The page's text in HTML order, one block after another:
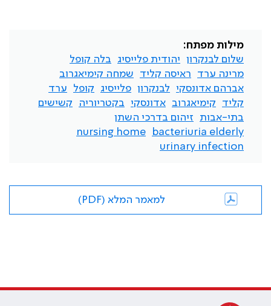
מילות מפתח:
שלום לבנקרון
יהודית פלייסיג
בלה קופל
מרינה ערד
ראיסה קליד
שמחה קימיאגרוב
אברהם אדונסקי
לבנקרון פלייסיג קופל
ערד
קליד
קימיאגרוב אדונסקי בקטריוריה
קשישים
בתי-אבות
זיהום בדרכי השתן
bacteriuria elderly
nursing home
urinary infection
למאמר המלא (PDF)